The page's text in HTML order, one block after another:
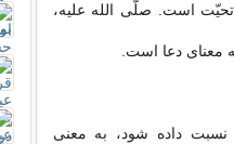
است. صلّی الله علیه،
معنای دعا است.
داده شود، به معنی